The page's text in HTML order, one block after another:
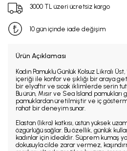
3000 TL üzeri ücretsiz kargo
10 gün içinde iade değişim
Ürün Açıklaması
Kadın Pamuklu Günlük Kolsuz Likralı
içeriği ile konfor ve şıklığı bir araya
bir elyaftır ve sıcak iklimlerde serin
Bu ürün, Mısır ve Sea Island
pamuklardan üretilmiştir ve iç
rahat bir deneyim sunar.
Elastan (likra) katkısı, üstün yüksek
özgürlüğü sağlar. Bu özellik, günlük
kadınlar için idealdir. Süprem kumaş
dokusuyla cilde zarar vermez,